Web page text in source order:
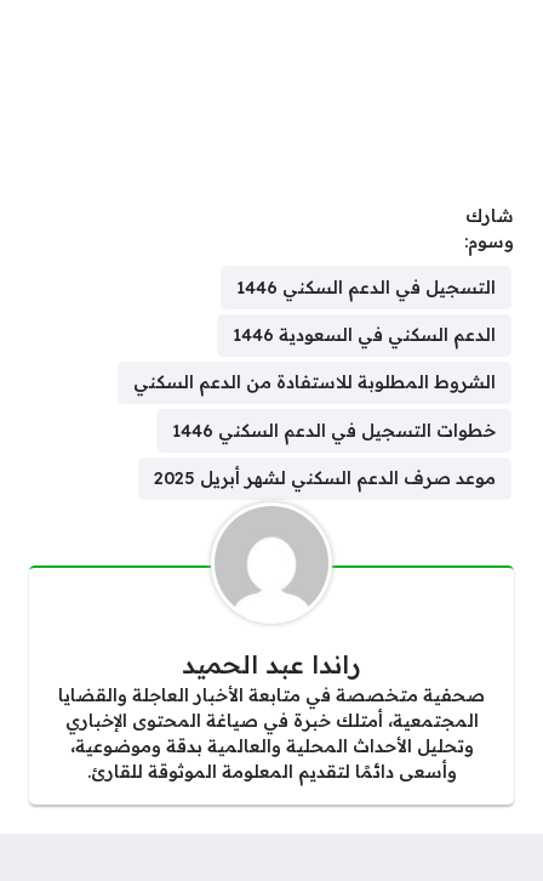
شارك
وسوم:
التسجيل في الدعم السكني 1446
الدعم السكني في السعودية 1446
الشروط المطلوبة للاستفادة من الدعم السكني
خطوات التسجيل في الدعم السكني 1446
موعد صرف الدعم السكني لشهر أبريل 2025
راندا عبد الحميد
صحفية متخصصة في متابعة الأخبار العاجلة والقضايا
المجتمعية، أمتلك خبرة في صياغة المحتوى الإخباري
وتحليل الأحداث المحلية والعالمية بدقة وموضوعية،
وأسعى دائمًا لتقديم المعلومة الموثوقة للقارئ.